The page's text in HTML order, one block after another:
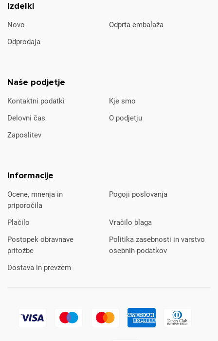
Izdelki
Novo
Odprta embalaža
Odprodaja
Naše podjetje
Kontaktni podatki
Kje smo
Delovni čas
O podjetju
Zaposlitev
Informacije
Ocene, mnenja in
priporočila
Pogoji poslovanja
Plačilo
Vračilo blaga
Postopek obravnave
pritožbe
Politika zasebnosti in varstvo
osebnih podatkov
Dostava in prevzem